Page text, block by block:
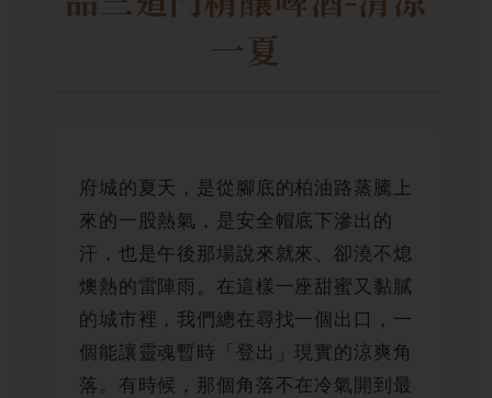
一夏
府城的夏天，是從腳底的柏油路蒸騰上
來的一股熱氣，是安全帽底下滲出的
汗，也是午後那場說來就來、卻澆不熄
燠熱的雷陣雨。在這樣一座甜蜜又黏膩
的城市裡，我們總在尋找一個出口，一
個能讓靈魂暫時「登出」現實的涼爽角
落。有時候，那個角落不在冷氣開到最